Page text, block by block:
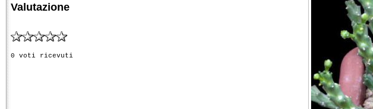
Valutazione
0 voti ricevuti